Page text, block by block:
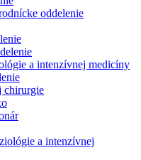
oddelenie
a intenzívnej medicíny
chirurgie
a intenzívnej